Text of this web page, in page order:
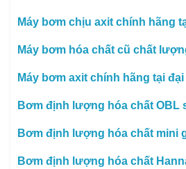
Máy bơm chịu axit chính hãng
Máy bơm hóa chất cũ chất
Máy bơm axit chính hãng tại đại
Bơm định lượng hóa chất OBL
Bơm định lượng hóa chất mini
Bơm định lượng hóa chất